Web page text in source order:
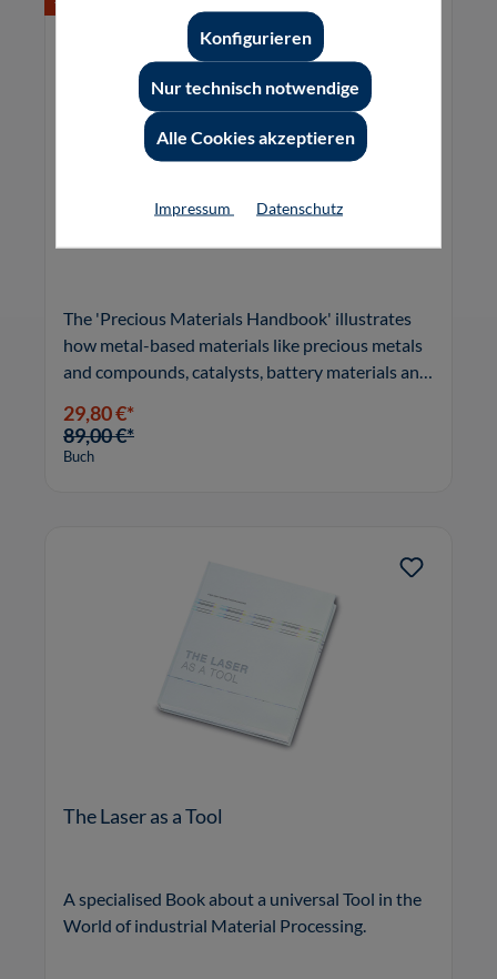
The 'Precious Materials Handbook' illustrates
how metal-based materials like precious metals
and compounds, catalysts, battery materials and
29,80 €*
89,00 €*
Buch
The Laser as a Tool
A specialised Book about a universal Tool in the
World of industrial Material Processing.
Nur technisch notwendige
Konfigurieren
Alle Cookies akzeptieren
Impressum Datenschutz